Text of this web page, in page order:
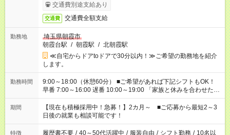
交通費別途支給あり
交通費 交通費全額支給
勤務地
埼玉県朝霞市
朝霞台駅 / 朝霞駅 / 北朝霞駅
≪自宅からドアtoドアで30分以内！≫ご希望の勤務地を紹介
します。
勤務時間
9:00～18:00（休憩60分） ■ご希望があれば下記シフトもOK！
早番 7:00～16:00 遅番 10:00～19:00 「家族と休みを合わせた
い」 「余裕を持って夕飯の準備がしたい」 「できれば残業はし
たくない」 など、ご希望を教えてくださいね。 ※Wワーク希望
の方へ 今ご覧のお仕事で希望する勤務時間と、もう1つのお仕事
の勤務時間。 合計で週40時間を超える場合は応募できません。
期間
【現在も積極採用中！急募！】2カ月～ ■ご応募から最短2～3
日後の就業も相談可能です！
特徴 履歴書不要 / 40～50代活躍中 / 服装自由 / シフト勤務 / 10名以